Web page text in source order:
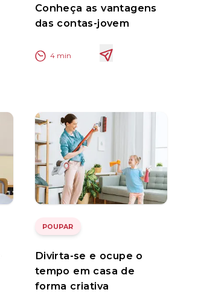
Conheça as vantagens
das contas-jovem
4 min
POUPAR
Divirta-se e ocupe o
tempo em casa de
forma criativa